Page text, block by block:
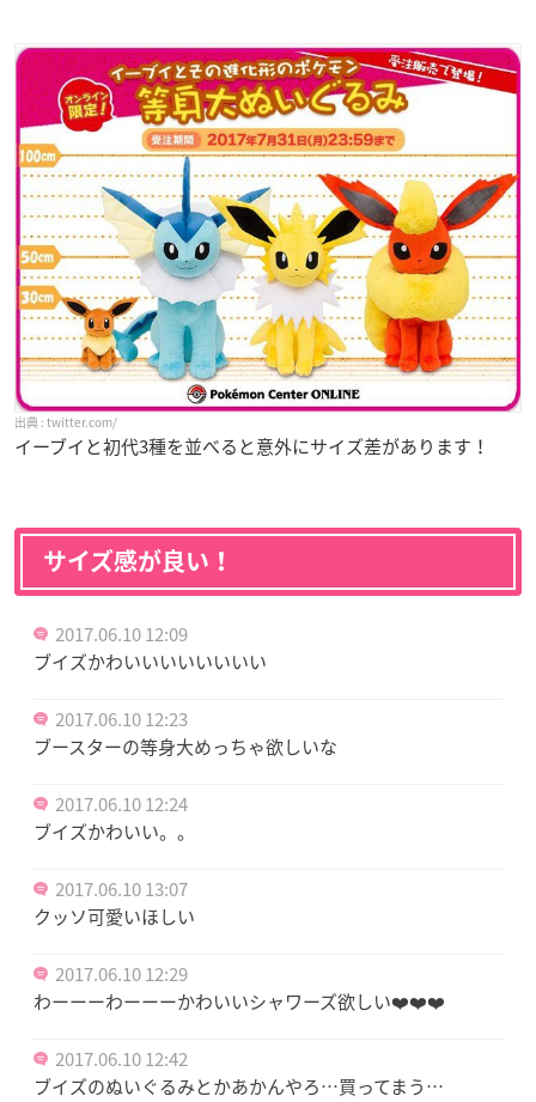
twitter.com/
イーブイと初代3種を並べると意外にサイズ差があります！
サイズ感が良い！
2017.06.10 12:09
ブイズかわいいいいいいいい
2017.06.10 12:23
ブースターの等身大めっちゃ欲しいな
2017.06.10 12:24
ブイズかわいい。。
2017.06.10 13:07
クッソ可愛いほしい
2017.06.10 12:29
わーーーわーーーかわいいシャワーズ欲しい❤️❤️❤️
2017.06.10 12:42
ブイズのぬいぐるみとかあかんやろ…買ってまう…